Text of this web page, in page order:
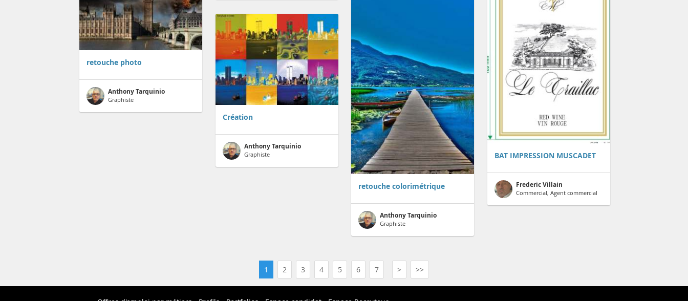
retouche photo
Anthony Tarquinio
Graphiste
Création
Anthony Tarquinio
Graphiste
retouche colorimétrique
Anthony Tarquinio
Graphiste
BAT IMPRESSION MUSCADET
Frederic Villain
Commercial, Agent commercial
1 2 3 4 5 6 7 > >>